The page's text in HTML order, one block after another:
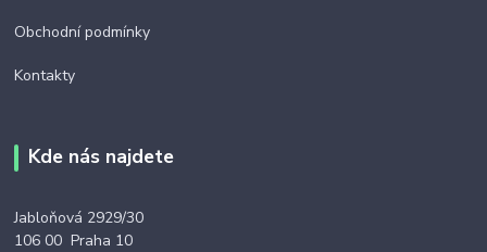
Obchodní podmínky
Kontakty
Kde nás najdete
Jabloňová 2929/30
106 00 Praha 10